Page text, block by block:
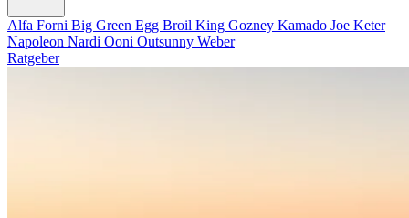
Alfa Forni Big Green Egg Broil King Gozney Kamado Joe Keter
Napoleon Nardi Ooni Outsunny Weber
Ratgeber